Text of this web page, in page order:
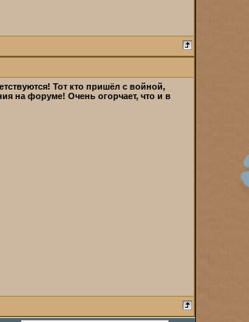
Тот кто пришёл с войной,
на форуме! Очень огорчает, что и в